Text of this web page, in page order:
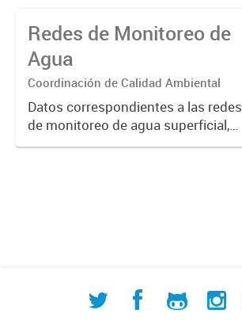
Redes de Monitoreo de
Agua
Coordinación de Calidad Ambiental
Datos correspondientes a las redes
de monitoreo de agua superficial,
subterránea y humedales (cuerpos